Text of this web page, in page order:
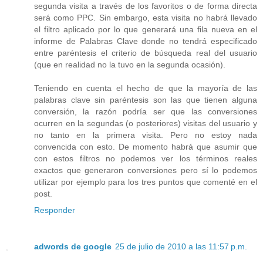
segunda visita a través de los favoritos o de forma directa
será como PPC. Sin embargo, esta visita no habrá llevado
el filtro aplicado por lo que generará una fila nueva en el
informe de Palabras Clave donde no tendrá especificado
entre paréntesis el criterio de búsqueda real del usuario
(que en realidad no la tuvo en la segunda ocasión).
Teniendo en cuenta el hecho de que la mayoría de las
palabras clave sin paréntesis son las que tienen alguna
conversión, la razón podría ser que las conversiones
ocurren en la segundas (o posteriores) visitas del usuario y
no tanto en la primera visita. Pero no estoy nada
convencida con esto. De momento habrá que asumir que
con estos filtros no podemos ver los términos reales
exactos que generaron conversiones pero sí lo podemos
utilizar por ejemplo para los tres puntos que comenté en el
post.
Responder
adwords de google 25 de julio de 2010 a las 11:57 p.m.